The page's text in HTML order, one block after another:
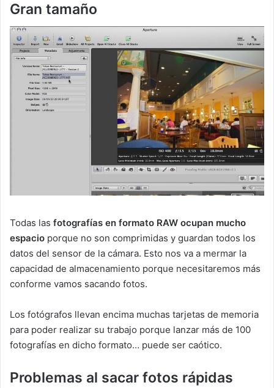
Gran tamaño
Todas las fotografías en formato RAW ocupan mucho
espacio porque no son comprimidas y guardan todos los
datos del sensor de la cámara. Esto nos va a mermar la
capacidad de almacenamiento porque necesitaremos más
conforme vamos sacando fotos.
Los fotógrafos llevan encima muchas tarjetas de memoria
para poder realizar su trabajo porque lanzar más de 100
fotografías en dicho formato… puede ser caótico.
Problemas al sacar fotos rápidas